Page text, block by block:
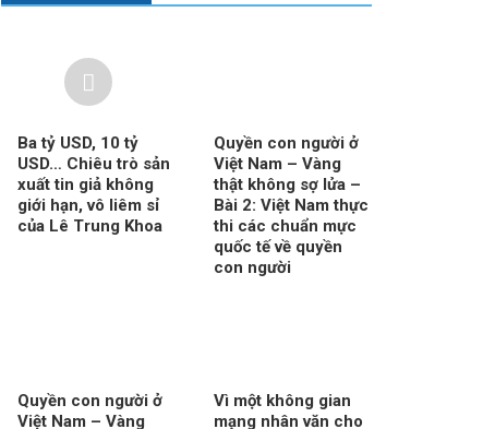
Ba tỷ USD, 10 tỷ
USD… Chiêu trò sản
xuất tin giả không
giới hạn, vô liêm sỉ
của Lê Trung Khoa
Quyền con người ở
Việt Nam – Vàng
thật không sợ lửa –
Bài 2: Việt Nam thực
thi các chuẩn mực
quốc tế về quyền
con người
Quyền con người ở
Việt Nam – Vàng
Vì một không gian
mạng nhân văn cho